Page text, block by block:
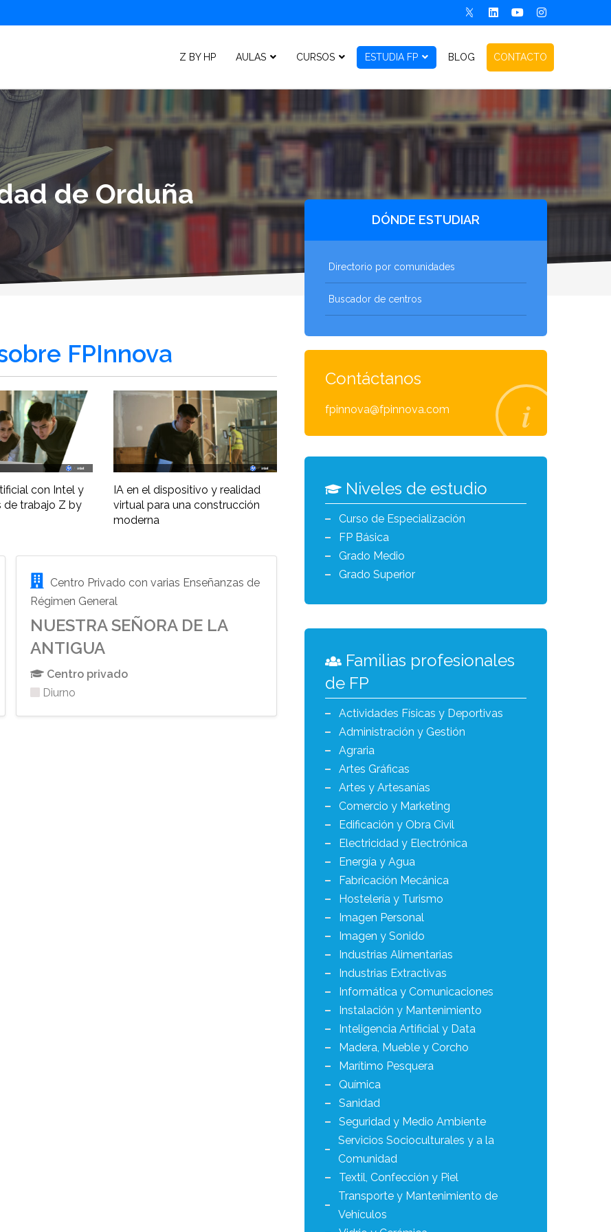
Z BY HP AULAS CURSOS ESTUDIA FP BLOG CONTACTO
de Orduña
FPInnova
con Intel y
de trabajo Z by
IA en el dispositivo y realidad
virtual para una construcción
moderna
Centro Privado con varias Enseñanzas de
Régimen General
NUESTRA SEÑORA DE LA
ANTIGUA
Centro privado
Diurno
DÓNDE ESTUDIAR
Directorio por comunidades
Buscador de centros
Contáctanos
fpinnova@fpinnova.com
Niveles de estudio
Curso de Especialización
FP Básica
Grado Medio
Grado Superior
Familias profesionales
de FP
Actividades Físicas y Deportivas
Administración y Gestión
Agraria
Artes Gráficas
Artes y Artesanías
Comercio y Marketing
Edificación y Obra Civil
Electricidad y Electrónica
Energía y Agua
Fabricación Mecánica
Hostelería y Turismo
Imagen Personal
Imagen y Sonido
Industrias Alimentarias
Industrias Extractivas
Informática y Comunicaciones
Instalación y Mantenimiento
Inteligencia Artificial y Data
Madera, Mueble y Corcho
Marítimo Pesquera
Química
Sanidad
Seguridad y Medio Ambiente
Servicios Socioculturales y a la
Comunidad
Textil, Confección y Piel
Transporte y Mantenimiento de
Vehículos